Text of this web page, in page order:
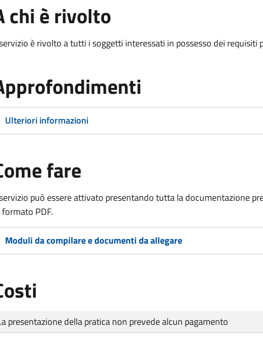
chi è rivolto
è rivolto a tutti i soggetti interessati in possesso dei requisiti
Ulteriori informazioni
fare
può essere attivato presentando tutta la documentazione
PDF.
Moduli da compilare e documenti da allegare
di pagamento
presentazione della pratica non prevede alcun pagamento